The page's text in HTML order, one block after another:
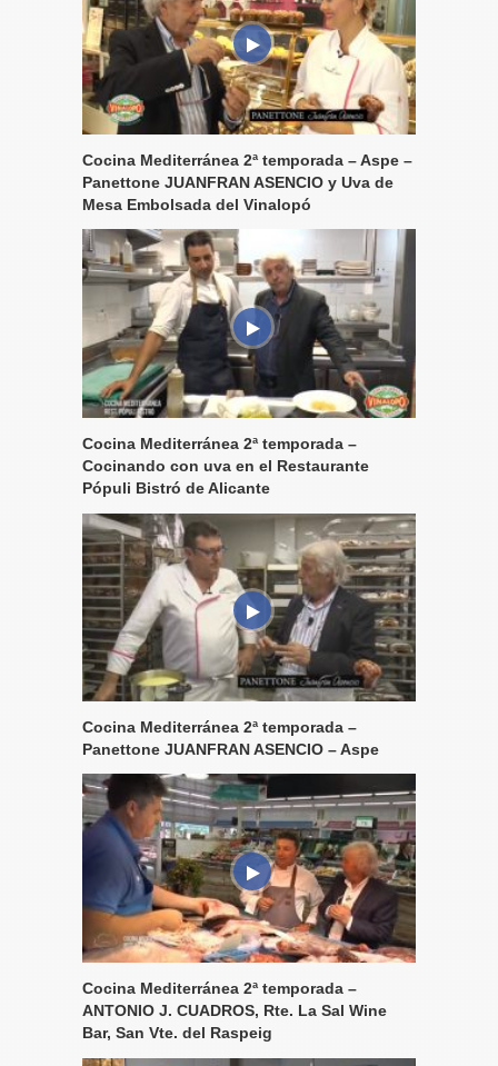
Cocina Mediterránea 2ª temporada – Aspe –
Panettone JUANFRAN ASENCIO y Uva de
Mesa Embolsada del Vinalopó
Cocina Mediterránea 2ª temporada –
Cocinando con uva en el Restaurante
Pópuli Bistró de Alicante
Cocina Mediterránea 2ª temporada –
Panettone JUANFRAN ASENCIO – Aspe
Cocina Mediterránea 2ª temporada –
ANTONIO J. CUADROS, Rte. La Sal Wine
Bar, San Vte. del Raspeig